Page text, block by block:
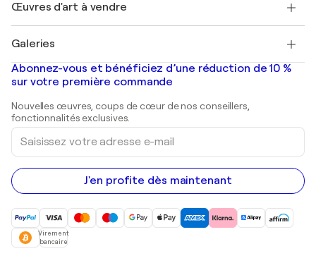
Marc Chagall
Banksy
Mr. Brainwash
Shepard Fairey
Œuvres d'art à vendre
Tableaux abstraits à vendre
Peintures de paysage
Estampes
Peintures acryliques
Galeries
Galeries d'art en France
Galeries d'art en Belgique
Abonnez-vous et bénéficiez d’une réduction de 10 %
sur votre première commande
Nouvelles œuvres, coups de cœur de nos conseillers,
fonctionnalités exclusives.
Saisissez
votre
adresse
e-
mail
J'en profite dès maintenant
Virement
bancaire